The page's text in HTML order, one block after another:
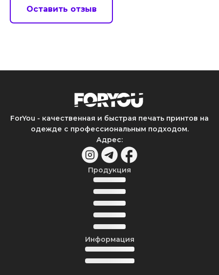
Оставить отзыв
ForYou - качественная и быстрая печать принтов на
одежде с профессиональным подходом.
Адрес:
Продукция
Информация